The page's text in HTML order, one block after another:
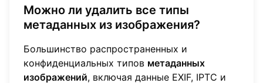
Можно ли удалить все типы
метаданных из изображения?
Большинство распространенных и
конфиденциальных типов метаданных
изображений, включая данные EXIF, IPTC и